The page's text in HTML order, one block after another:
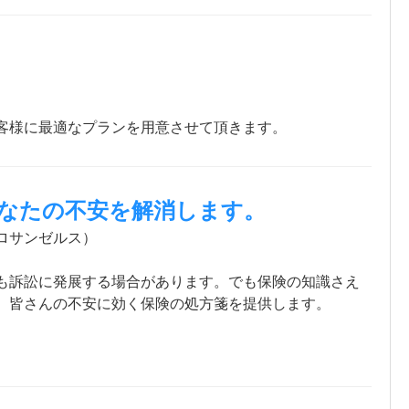
に最適なプランを用意させて頂きます。
たの不安を解消します。
ンゼルス）
訟に発展する場合があります。でも保険の知識さえ
さんの不安に効く保険の処方箋を提供します。